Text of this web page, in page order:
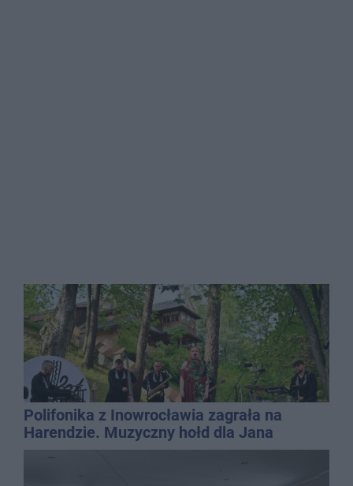
Polifonika z Inowrocławia zagrała na
Harendzie. Muzyczny hołd dla Jana
Kasprowicza